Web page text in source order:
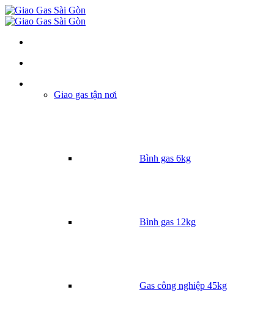
Giao gas tận nơi
Bình gas 6kg
Bình gas 12kg
Gas công nghiệp 45kg